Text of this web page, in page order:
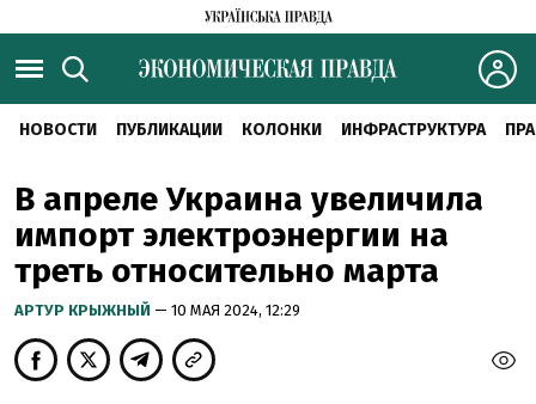
НОВОСТИ ПУБЛИКАЦИИ КОЛОНКИ ИНФРАСТРУКТУРА
В апреле Украина увеличила
импорт электроэнергии на
треть относительно марта
АРТУР КРЫЖНЫЙ — 10 МАЯ 2024, 12:29